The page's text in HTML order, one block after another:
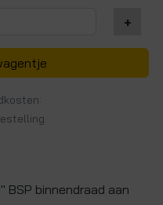
+
binnendraad aan